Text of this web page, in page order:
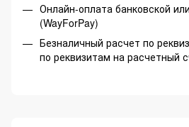
Онлайн-оплата банковской
(WayForPay)
Безналичный расчет по
по реквизитам на расчетный